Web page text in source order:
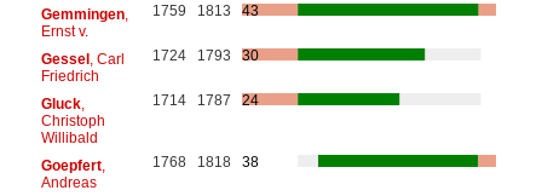
Gemmingen,
Ernst v.
1759 1813 43
Gessel, Carl
Friedrich
1724 1793 30
Gluck,
Christoph
Willibald
1714 1787 24
Goepfert,
Andreas
1768 1818 38